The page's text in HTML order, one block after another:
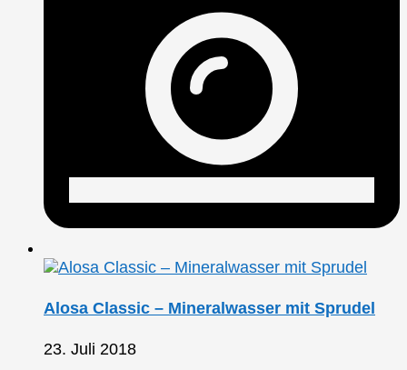
Alosa Classic – Mineralwasser mit Sprudel
23. Juli 2018